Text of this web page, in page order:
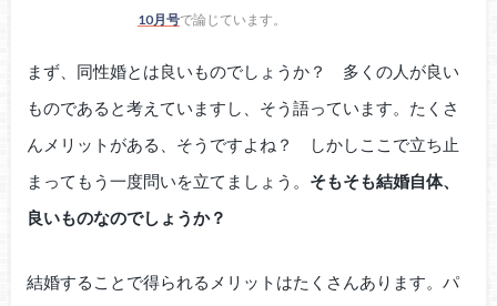
10月号で論じています。
まず、同性婚とは良いものでしょうか？ 多くの人が良い
ものであると考えていますし、そう語っています。たくさ
んメリットがある、そうですよね？ しかしここで立ち止
まってもう一度問いを立てましょう。 そもそも結婚自体、
良いものなのでしょうか？
結婚することで得られるメリットはたくさんあります。パ